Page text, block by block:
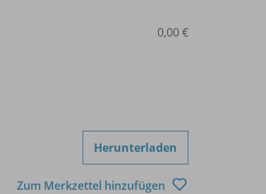
0,00 €
Herunterladen
Zum Merkzettel hinzufügen